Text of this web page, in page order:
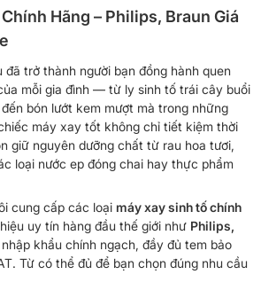
Hãng – Philips, Braun Giá
trở thành người bạn đồng hành quen
mỗi gia đình — từ ly sinh tố trái cây buổi
bón lướt kem mượt mà trong những
máy xay tốt không chỉ tiết kiệm thời
giữ nguyên dưỡng chất từ ​​​​rau hoa tươi,
loại nước ep đóng chai hay thực phẩm
cung cấp các loại máy xay sinh tố chính
uy tín hàng đầu thế giới như Philips,
khẩu chính ngạch, đầy đủ tem bảo
Từ có thể đủ để bạn chọn đúng nhu cầu